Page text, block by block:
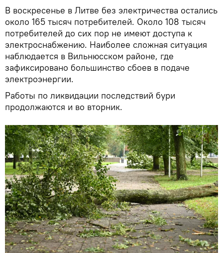
В воскресенье в Литве без электричества остались
около 165 тысяч потребителей. Около 108 тысяч
потребителей до сих пор не имеют доступа к
электроснабжению. Наиболее сложная ситуация
наблюдается в Вильнюсском районе, где
зафиксировано большинство сбоев в подаче
электроэнергии.
Работы по ликвидации последствий бури
продолжаются и во вторник.